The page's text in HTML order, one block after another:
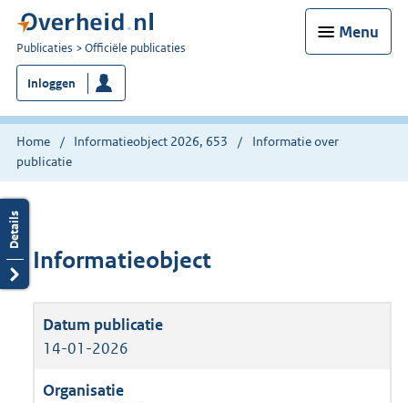
Menu
U
bent
nu
hier:
Publicaties Officiële publicaties
Inloggen
Home Informatieobject 2026, 653
Informatie over
publicatie
Informatieobject
14-01-2026